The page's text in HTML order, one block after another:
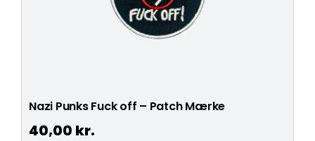
Nazi Punks Fuck off – Patch Mærke
40,00 kr.